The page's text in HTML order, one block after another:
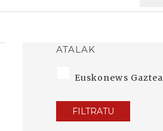
ATALAK
Euskonews Gaztea
FILTRATU